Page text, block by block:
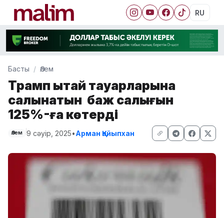
RU
Басты Әлем
Трамп Қытай тауарларына
салынатын баж салығын
125%-ға көтерді
Әлем 9 сәуір, 2025•Арман Қайыпхан